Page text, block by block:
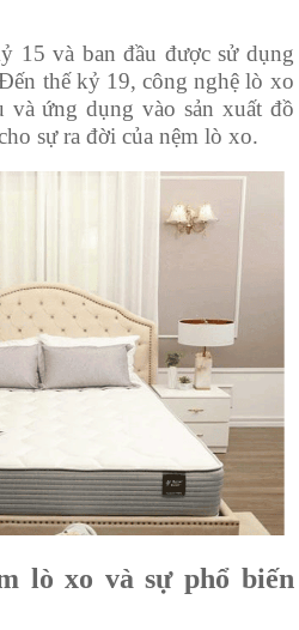
15 và ban đầu được sử dụng
thế kỷ 19, công nghệ lò xo
và ứng dụng vào sản xuất đồ
sự ra đời của nệm lò xo.
lò xo và sự phổ biến